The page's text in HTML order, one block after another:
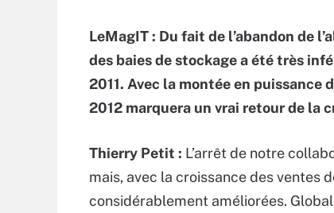
LeMagIT : Du fait de l’abandon de
des baies de stockage a été très
2011. Avec la montée en puissance
2012 marquera un vrai retour de la
Thierry Petit : L’arrêt de notre
mais, avec la croissance des ventes
considérablement améliorées.